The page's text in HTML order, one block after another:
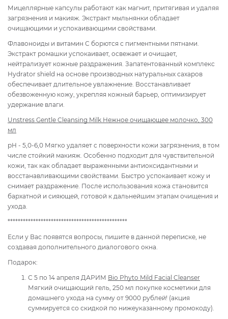
Мицеллярные капсулы работают как магнит, притягивая и удаляя
загрязнения и макияж. Экстракт мыльнянки обладает
очищающими и успокаивающими свойствами.
Флавоноиды и витамин С борются с пигментными пятнами.
Экстракт ромашки успокаивает, освежает и очищает,
нейтрализует кожные раздражения. Запатентованный комплекс
Hydrator shield на основе производных натуральных сахаров
обеспечивает длительное увлажнение. Восстанавливает
обезвоженную кожу, укрепляя кожный барьер, оптимизирует
удержание влаги.
Unstress Gentle Cleansing Milk Нежное очищающее молочко, 300
мл
pH - 5,0-6,0 Мягко удаляет с поверхности кожи загрязнения, в том
числе стойкий макияж. Особенно подходит для чувствительной
кожи, так как обладает выраженными антиоксидантными и
восстанавливающими свойствами. Быстро успокаивает кожу и
снимает раздражение. После использования кожа становится
бархатной и сияющей, готовой к дальнейшим этапам очищения и
ухода.
***********************************************
Если у Вас появятся вопросы, пишите в данной переписке, не
создавая дополнительного диалогового окна.
Подарок:
С 5 по 14 апреля ДАРИМ Bio Phyto Mild Facial Cleanser
Мягкий очищающий гель, 250 мл покупке косметики для
домашнего ухода на сумму от 9000 рублей! (акция
суммируется со скидкой по нижеуказанному промокоду).